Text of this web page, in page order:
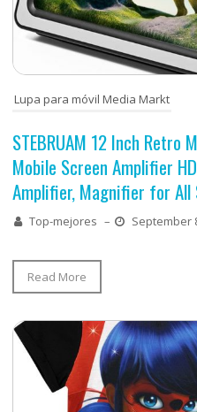
Lupa para móvil Media Markt
STEBRUAM 12 Inch Retro
Mobile Screen Amplifier
Amplifier, Magnifier for All
Top-mejores – September
Read More